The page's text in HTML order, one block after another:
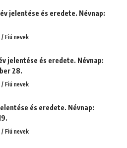
jelentése és eredete. Névnap:
Fiú nevek
jelentése és eredete. Névnap:
28.
Fiú nevek
és eredete. Névnap:
Fiú nevek